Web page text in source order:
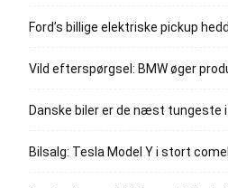
Ford’s billige elektriske pickup
Vild efterspørgsel: BMW øger
Danske biler er de næst tungeste i
Bilsalg: Tesla Model Y i stort